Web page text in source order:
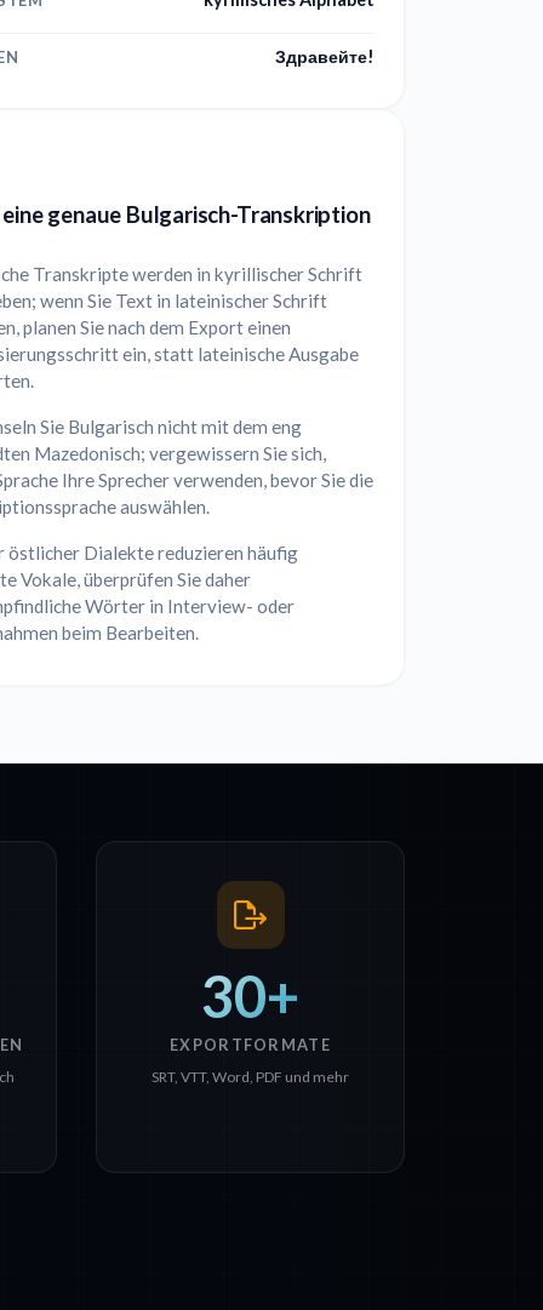
Здравейте!
genaue Bulgarisch-Transkription
Transkripte werden in kyrillischer Schrift
wenn Sie Text in lateinischer Schrift
planen Sie nach dem Export einen
ein, statt lateinische Ausgabe
Sie Bulgarisch nicht mit dem eng
Mazedonisch; vergewissern Sie sich,
Ihre Sprecher verwenden, bevor Sie die
auswählen.
östlicher Dialekte reduzieren häufig
Vokale, überprüfen Sie daher
Wörter in Interview- oder
beim Bearbeiten.
30+
EXPORTFORMATE
SRT, VTT, Word, PDF und mehr